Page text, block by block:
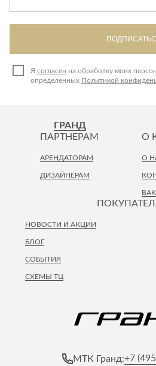
Я согласен на обработку моих
определенных Политикой
ГРАНД
НОВОСТИ И АКЦИИ
БЛОГ
СОБЫТИЯ
СХЕМЫ ТЦ
ПАРТНЕРАМ
АРЕНДАТОРАМ
ДИЗАЙНЕРАМ
О
О
МТК Гранд:+7